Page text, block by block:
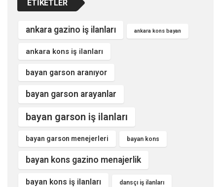
ETIKETLER
ankara gazino iş ilanları ankara kons bayan
ankara kons iş ilanları
bayan garson aranıyor
bayan garson arayanlar
bayan garson iş ilanları
bayan garson menejerleri bayan kons
bayan kons gazino menajerlik
bayan kons iş ilanları dansçı iş ilanları